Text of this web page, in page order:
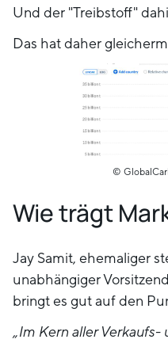
Und der "Treibstoff"
Das hat daher
©
Wie trägt
Jay Samit, ehemaliger
unabhängiger
bringt es gut auf den
„Im Kern aller